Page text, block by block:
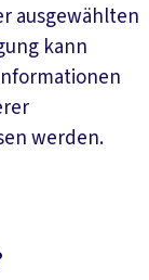
ausgewählten
kann
werden.